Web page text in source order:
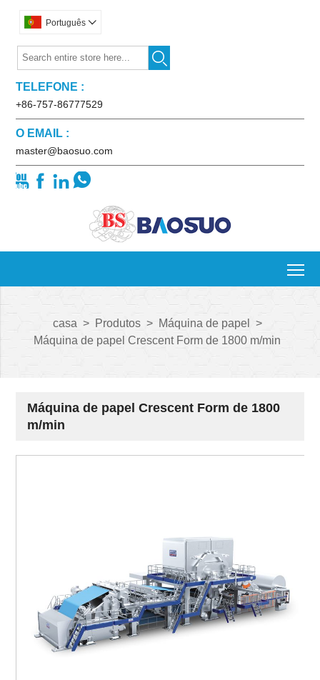
Português 

TELEFONE :
+86-757-86777529
O EMAIL :
master@baosuo.com
   
casa > Produtos > Máquina de papel
>
Máquina de papel Crescent Form de 1800 m/min
Máquina de papel Crescent Form de 1800
m/min